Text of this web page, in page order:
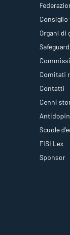
Consiglio
Organi di
Comitati
Contatti
Cenni
Scuole
FISI Lex
Sponsor